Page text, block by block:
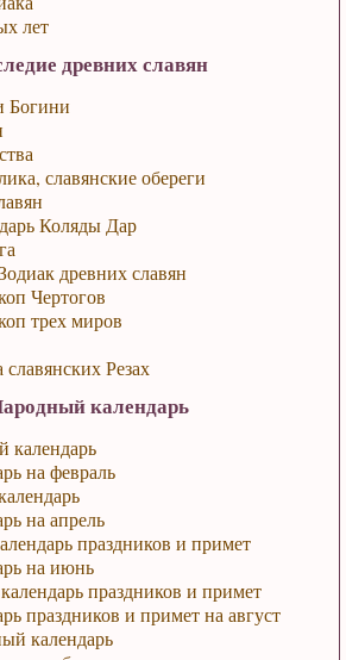
лет
древних славян
Богини
славянские обереги
Коляды Дар
древних славян
Чертогов
трех миров
Резах
календарь
календарь
на февраль
на апрель
праздников и примет
на июнь
праздников и примет
праздников и примет на август
календарь